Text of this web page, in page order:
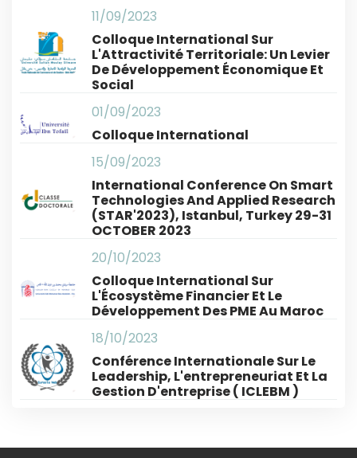
11/09/2023
Colloque International Sur
L'Attractivité Territoriale: Un Levier
De Développement Économique Et
Social
01/09/2023
Colloque International
15/09/2023
International Conference On Smart
Technologies And Applied Research
(STAR'2023), Istanbul, Turkey 29-31
OCTOBER 2023
20/10/2023
Colloque International Sur
L'Écosystème Financier Et Le
Développement Des PME Au Maroc
18/10/2023
Conférence Internationale Sur Le
Leadership, L'entrepreneuriat Et La
Gestion D'entreprise ( ICLEBM )